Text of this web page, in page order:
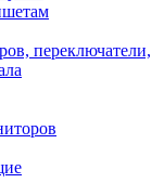
переключатели,